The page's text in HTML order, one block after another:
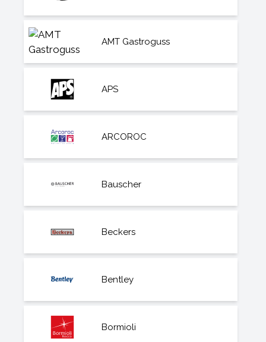
AMT Gastroguss
APS
ARCOROC
Bauscher
Beckers
Bentley
Bormioli